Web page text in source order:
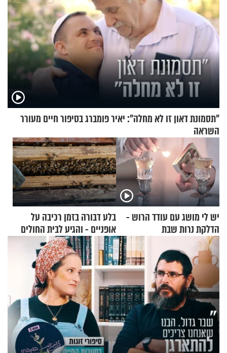
"תסמונת דאון זו לא מחלה": יאיר פומברג בסיפור חיים מעורר
השראה
יש לי מושג עם עודד הרוש -
הדלקת נרות שבת
בלע דבורה בזמן רכיבה על
אופניים - והגיע לבית החולים
במצב מסכן חיים